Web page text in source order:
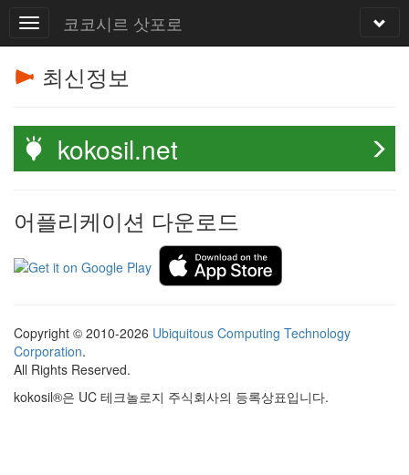
코코시르 삿포로
최신정보
kokosil.net
어플리케이션 다운로드
Copyright © 2010-2026 Ubiquitous Computing Technology
Corporation.
All Rights Reserved.
kokosil®은 UC 테크놀로지 주식회사의 등록상표입니다.